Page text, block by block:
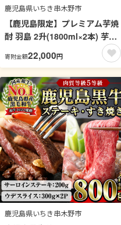
鹿児島県いちき串木野市
【鹿児島限定】プレミアム芋焼
酎 羽島 2升(1800ml×2本) 芋焼
酎 黒麹 無濾過 お湯割り 水割り
ロック 常温 常温発送 一升瓶
1800ml 【福永酒店】【00-
043-05】
寄附金額22,000円
鹿児島県いちき串木野市